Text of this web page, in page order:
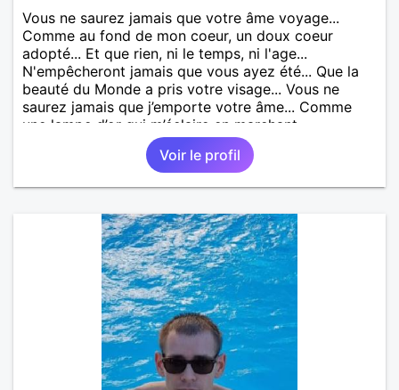
Vous ne saurez jamais que votre âme voyage...
Comme au fond de mon coeur, un doux coeur
adopté... Et que rien, ni le temps, ni l'age...
N'empêcheront jamais que vous ayez été... Que la
beauté du Monde a pris votre visage... Vous ne
saurez jamais que j’emporte votre âme... Comme
une lampe d’or qui m’éclaire en marchant...
Voir le profil